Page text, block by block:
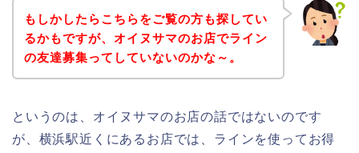
もしかしたらこちらをご覧の方も探してい
るかもですが、オイヌサマのお店でライン
の友達募集ってしていないのかな～。
というのは、オイヌサマのお店の話ではないのです
が、横浜駅近くにあるお店では、ラインを使ってお得